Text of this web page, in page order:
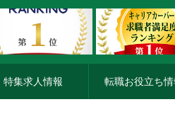
特集求人情報 転職お役立ち情